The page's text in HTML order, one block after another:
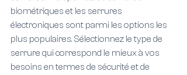
biométriques et les serrures
électroniques sont parmi les options les
plus populaires. Sélectionnez le type de
serrure qui correspond le mieux à vos
besoins en termes de sécurité et de